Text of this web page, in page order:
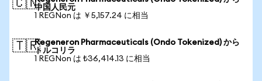
🇨🇳中国人民元
1 REGNon は ￥5,157.24 に相当
🇹🇷Regeneron Pharmaceuticals (Ondo Tokenized) から
トルコリラ
1 REGNon は ₺36,414.13 に相当